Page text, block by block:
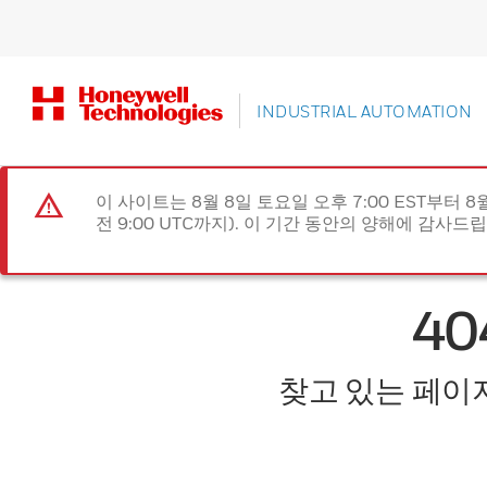
INDUSTRIAL AUTOMATION
이 사이트는 8월 8일 토요일 오후 7:00 EST부터
전 9:00 UTC까지). 이 기간 동안의 양해에 감사드
찾고 있는 페이